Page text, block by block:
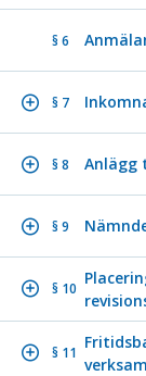
§ 6
§ 7
§ 8 Anlägg
§ 9
§ 10
§ 11